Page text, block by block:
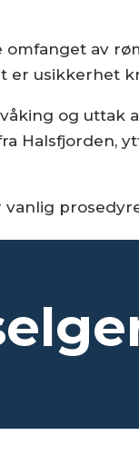
av
er usikkerhet
og uttak
Halsfjorden,